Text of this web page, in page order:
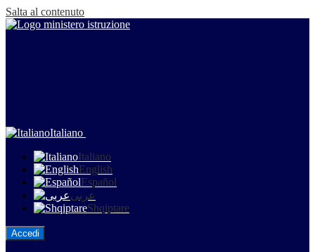
Salta al contenuto
Italiano
Italiano
English
Español
عربى
Shqiptare
Accedi